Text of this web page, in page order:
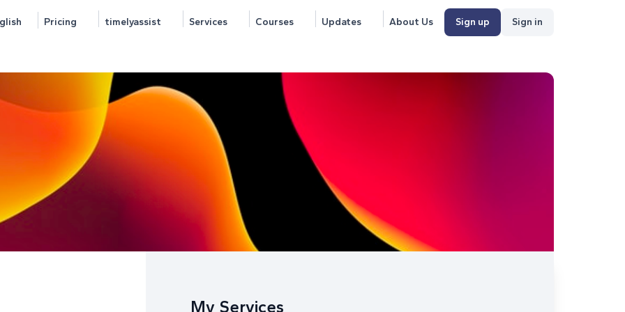
Pricing timelyassist Services Courses Updates About Us Sign up Sign in
My Services